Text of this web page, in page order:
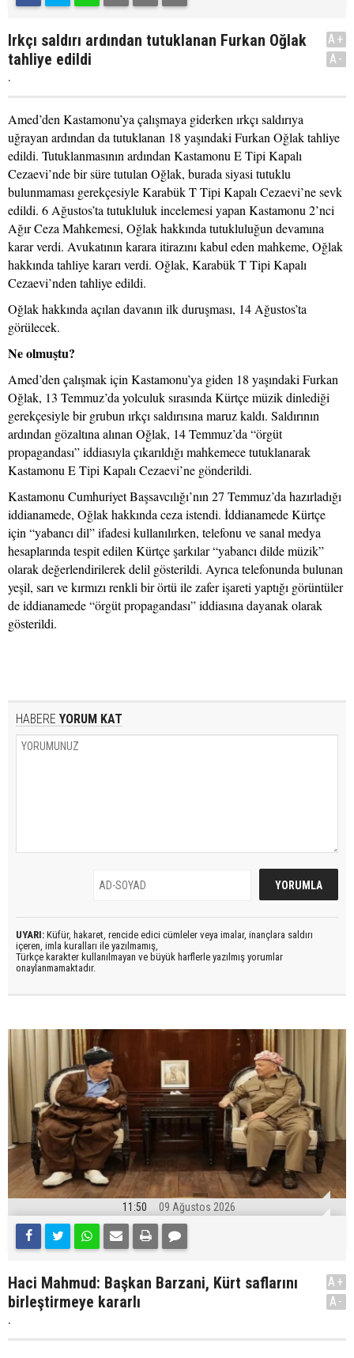
Irkçı saldırı ardından tutuklanan Furkan Oğlak
tahliye edildi
.
A+
A-
Amed’den Kastamonu’ya çalışmaya giderken ırkçı saldırıya
uğrayan ardından da tutuklanan 18 yaşındaki Furkan Oğlak tahliye
edildi. Tutuklanmasının ardından Kastamonu E Tipi Kapalı
Cezaevi’nde bir süre tutulan Oğlak, burada siyasi tutuklu
bulunmaması gerekçesiyle Karabük T Tipi Kapalı Cezaevi’ne sevk
edildi. 6 Ağustos’ta tutukluluk incelemesi yapan Kastamonu 2’nci
Ağır Ceza Mahkemesi, Oğlak hakkında tutukluluğun devamına
karar verdi. Avukatının karara itirazını kabul eden mahkeme, Oğlak
hakkında tahliye kararı verdi. Oğlak, Karabük T Tipi Kapalı
Cezaevi’nden tahliye edildi.
Oğlak hakkında açılan davanın ilk duruşması, 14 Ağustos’ta
görülecek.
Ne olmuştu?
Amed’den çalışmak için Kastamonu’ya giden 18 yaşındaki Furkan
Oğlak, 13 Temmuz’da yolculuk sırasında Kürtçe müzik dinlediği
gerekçesiyle bir grubun ırkçı saldırısına maruz kaldı. Saldırının
ardından gözaltına alınan Oğlak, 14 Temmuz’da “örgüt
propagandası” iddiasıyla çıkarıldığı mahkemece tutuklanarak
Kastamonu E Tipi Kapalı Cezaevi’ne gönderildi.
Kastamonu Cumhuriyet Başsavcılığı’nın 27 Temmuz’da hazırladığı
iddianamede, Oğlak hakkında ceza istendi. İddianamede Kürtçe
için “yabancı dil” ifadesi kullanılırken, telefonu ve sanal medya
hesaplarında tespit edilen Kürtçe şarkılar “yabancı dilde müzik”
olarak değerlendirilerek delil gösterildi. Ayrıca telefonunda bulunan
yeşil, sarı ve kırmızı renkli bir örtü ile zafer işareti yaptığı görüntüler
de iddianamede “örgüt propagandası” iddiasına dayanak olarak
gösterildi.
HABERE YORUM KAT
UYARI: Küfür, hakaret, rencide edici cümleler veya imalar, inançlara saldırı
içeren, imla kuralları ile yazılmamış,
Türkçe karakter kullanılmayan ve büyük harflerle yazılmış yorumlar
onaylanmamaktadır.
11:50 09 Ağustos 2026
Haci Mahmud: Başkan Barzani, Kürt saflarını
birleştirmeye kararlı
.
A+
A-